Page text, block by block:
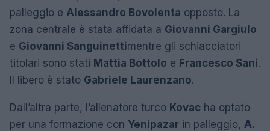
palleggio e Alessandro Bovolenta opposto. La
zona centrale è stata affidata a Giovanni Gargiulo
e Giovanni Sanguinettimentre gli schiacciatori
titolari sono stati Mattia Bottolo e Francesco Sani.
Il libero è stato Gabriele Laurenzano.
Dall’altra parte, l’allenatore turco Kovac ha optato
per una formazione con Yenipazar in palleggio, A.